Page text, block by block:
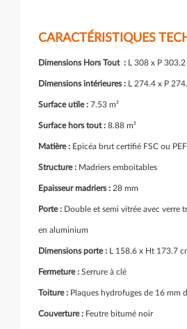
CARACTÉRISTIQUES
Dimensions Hors Tout : L 308 x P
Dimensions intérieures : L 274.4 x P
Surface utile : 7.53 m²
Surface hors tout : 8.88 m²
Matière : Epicéa brut certifié FSC ou
Structure : Madriers emboitables
Epaisseur madriers : 28 mm
Porte : Double et semi vitrée avec verre
en aluminium
Dimensions porte : L 158.6 x Ht 173.7
Fermeture : Serrure à clé
Toiture : Plaques hydrofuges de 16 mm
Couverture : Feutre bitumé noir